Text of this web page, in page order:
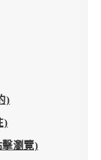
)
)
瀏覽)